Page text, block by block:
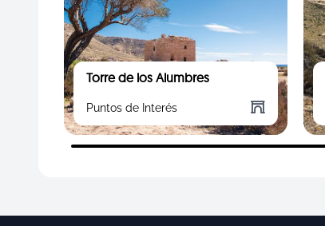
Torre de los Alumbres
Puntos de Interés